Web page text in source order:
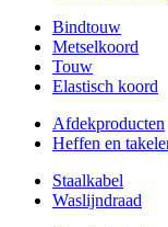
Bindtouw
Metselkoord
Touw
Elastisch koord
Afdekproducten
Heffen en
Staalkabel
Waslijndraad